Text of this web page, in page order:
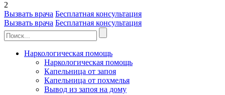
2
Вызвать врача Бесплатная консультация
Вызвать врача Бесплатная консультация
Наркологическая помощь
Наркологическая помощь
Капельница от запоя
Капельница от похмелья
Вывод из запоя на дому